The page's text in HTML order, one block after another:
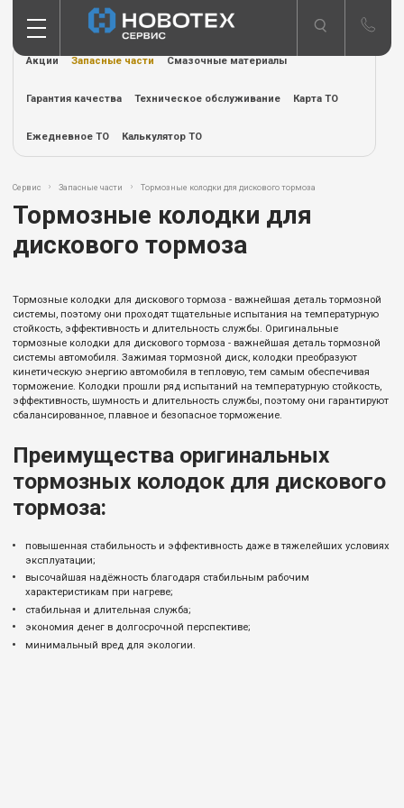
Акции Запасные части Смазочные материалы
Гарантия качества Техническое обслуживание Карта ТО
Ежедневное ТО Калькулятор ТО
Сервис Запасные части Тормозные колодки для дискового тормоза
Тормозные колодки для
дискового тормоза
Тормозные колодки для дискового тормоза - важнейшая деталь тормозной
системы, поэтому они проходят тщательные испытания на температурную
стойкость, эффективность и длительность службы. Оригинальные
тормозные колодки для дискового тормоза - важнейшая деталь тормозной
системы автомобиля. Зажимая тормозной диск, колодки преобразуют
кинетическую энергию автомобиля в тепловую, тем самым обеспечивая
торможение. Колодки прошли ряд испытаний на температурную стойкость,
эффективность, шумность и длительность службы, поэтому они гарантируют
сбалансированное, плавное и безопасное торможение.
Преимущества оригинальных
тормозных колодок для дискового
тормоза:
повышенная стабильность и эффективность даже в тяжелейших условиях
эксплуатации;
высочайшая надёжность благодаря стабильным рабочим
характеристикам при нагреве;
стабильная и длительная служба;
экономия денег в долгосрочной перспективе;
минимальный вред для экологии.